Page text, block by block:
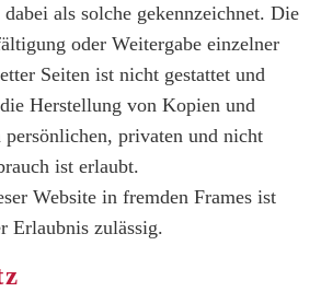
als solche gekennzeichnet. Die
oder Weitergabe einzelner
Seiten ist nicht gestattet und
Herstellung von Kopien und
privaten und nicht
ist erlaubt.
Website in fremden Frames ist
Erlaubnis zulässig.